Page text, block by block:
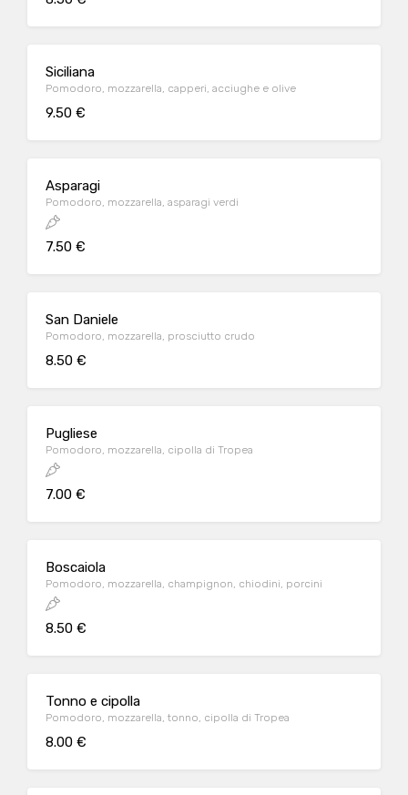
Siciliana
Pomodoro, mozzarella, capperi, acciughe e olive
9.50 €
Asparagi
Pomodoro, mozzarella, asparagi verdi
7.50 €
San Daniele
Pomodoro, mozzarella, prosciutto crudo
8.50 €
Pugliese
Pomodoro, mozzarella, cipolla di Tropea
7.00 €
Boscaiola
Pomodoro, mozzarella, champignon, chiodini, porcini
8.50 €
Tonno e cipolla
Pomodoro, mozzarella, tonno, cipolla di Tropea
8.00 €